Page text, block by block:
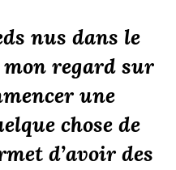
nus dans le
regard sur
une
chose de
d’avoir des